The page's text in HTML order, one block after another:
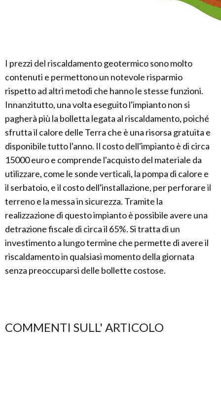
I prezzi del riscaldamento geotermico sono molto
contenuti e permettono un notevole risparmio
rispetto ad altri metodi che hanno le stesse funzioni.
Innanzitutto, una volta eseguito l'impianto non si
pagherà più la bolletta legata al riscaldamento, poiché
sfrutta il calore delle Terra che è una risorsa gratuita e
disponibile tutto l'anno. Il costo dell'impianto è di circa
15000 euro e comprende l'acquisto del materiale da
utilizzare, come le sonde verticali, la pompa di calore e
il serbatoio, e il costo dell'installazione, per perforare il
terreno e la messa in sicurezza. Tramite la
realizzazione di questo impianto è possibile avere una
detrazione fiscale di circa il 65%. Si tratta di un
investimento a lungo termine che permette di avere il
riscaldamento in qualsiasi momento della giornata
senza preoccuparsi delle bollette costose.
COMMENTI SULL' ARTICOLO